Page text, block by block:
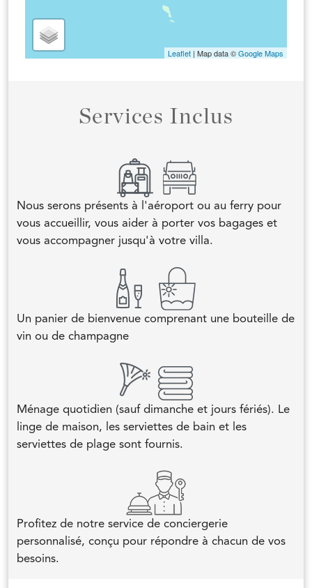
Leaflet | Map data ©Google Maps
Services Inclus
Nous serons présents à l'aéroport ou au ferry pour
vous accueillir, vous aider à porter vos bagages et
vous accompagner jusqu'à votre villa.
Un panier de bienvenue comprenant une bouteille de
vin ou de champagne
Ménage quotidien (sauf dimanche et jours fériés). Le
linge de maison, les serviettes de bain et les
serviettes de plage sont fournis.
Profitez de notre service de conciergerie
personnalisé, conçu pour répondre à chacun de vos
besoins.